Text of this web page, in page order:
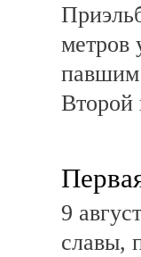
метров
павшим
Второй
9
славы,